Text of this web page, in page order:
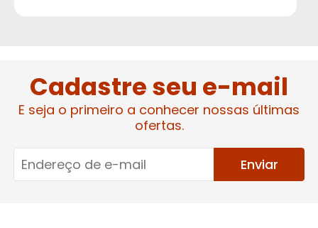
Cadastre seu e-mail
E seja o primeiro a conhecer nossas últimas
ofertas.
Enviar